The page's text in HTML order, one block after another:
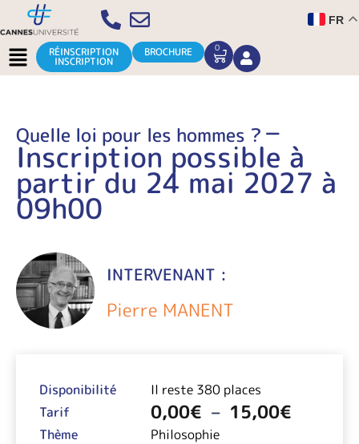
Aller
au
contenu
FR
Menu RÉINSCRIPTION
INSCRIPTION
BROCHURE 0
CART
Quelle loi pour les hommes ? –
Inscription possible à
partir du 24 mai 2027 à
09h00
INTERVENANT :
Pierre MANENT
Disponibilité
Il reste 380 places
Tarif
0,00€ – 15,00€
Thème
Philosophie